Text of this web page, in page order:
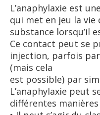
L’anaphylaxie est
qui met en jeu la vie
substance lorsqu’il
Ce contact peut se
injection, parfois
(mais cela
est possible) par
L’anaphylaxie peut
différentes manières